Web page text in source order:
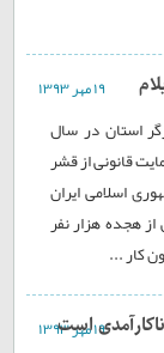
۱۹ مهر ۱۳۹۳
استان در سال
قانونی از قشر
اسلامی ایران
هجده هزار نفر
کار ...
است ۱۹ مهر ۱۳۹۳